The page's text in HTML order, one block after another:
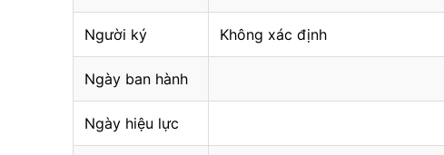
Người ký Không xác định
Ngày ban hành
Ngày hiệu lực